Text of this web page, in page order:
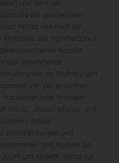
und dient als
der geschenkten
richtet sich nach der
Der Sommerbonus
Modelle.
abweichende
vorrangig die Bedingungen
von der gesamten
oder Anzeigen
PREIS", „Dauertiefpreis" und
Artikel
Dienstleistungen und
sind Modelle der
und KOINOR. Gültig nur